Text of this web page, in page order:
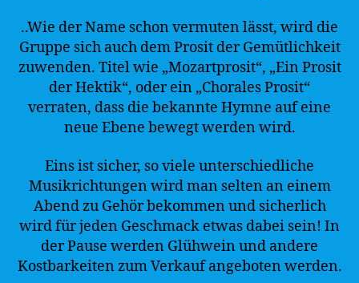
..Wie der Name schon vermuten lässt, wird die
Gruppe sich auch dem Prosit der Gemütlichkeit
zuwenden. Titel wie „Mozartprosit“, „Ein Prosit
der Hektik“, oder ein „Chorales Prosit“
verraten, dass die bekannte Hymne auf eine
neue Ebene bewegt werden wird.
Eins ist sicher, so viele unterschiedliche
Musikrichtungen wird man selten an einem
Abend zu Gehör bekommen und sicherlich
wird für jeden Geschmack etwas dabei sein! In
der Pause werden Glühwein und andere
Kostbarkeiten zum Verkauf angeboten werden.